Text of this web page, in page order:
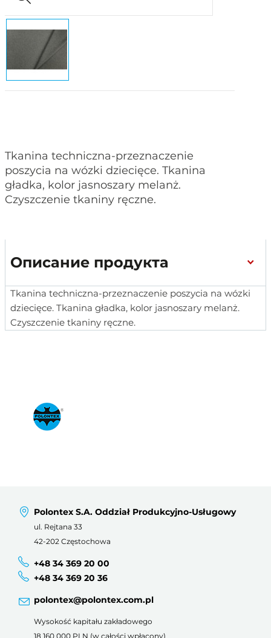
Tkanina techniczna-przeznaczenie
poszycia na wózki dziecięce. Tkanina
gładka, kolor jasnoszary melanż.
Czyszczenie tkaniny ręczne.
Описание продукта
Tkanina techniczna-przeznaczenie poszycia na wózki
dziecięce. Tkanina gładka, kolor jasnoszary melanż.
Czyszczenie tkaniny ręczne.
Polontex S.A. Oddział Produkcyjno-Usługowy
ul. Rejtana 33
42-202 Częstochowa
+48 34 369 20 00
+48 34 369 20 36
polontex@polontex.com.pl
Wysokość kapitału zakładowego
18 160 000 PLN (w całości wpłacony)